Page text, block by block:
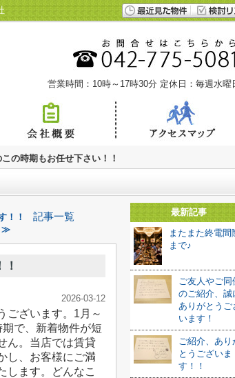
営業時間：10時～17時30分 定休日：毎週水曜
の時期もお任せ下さい！！
！！ 記事一覧
≫
2026-03-12
ざいます。 1月～
で、新着物件が短
ん。 当店では賃貸
し、お客様にご満
します。
どんなこ
最新記事
またまた終電間
まで♪
ご友人やご同
のご紹介、誠
ありがとうご
います！
ご紹介、あり
とうございま
す！！